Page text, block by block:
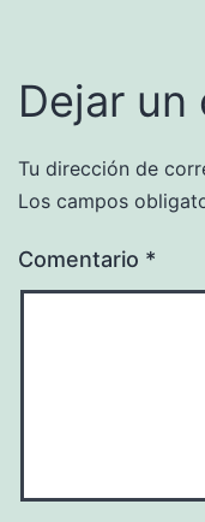
Dejar un
Tu dirección de
Los campos
Comentario *